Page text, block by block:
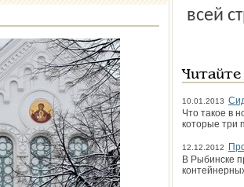
всей
10.01.2013
Что такое в
которые три
12.12.2012
В Рыбинске